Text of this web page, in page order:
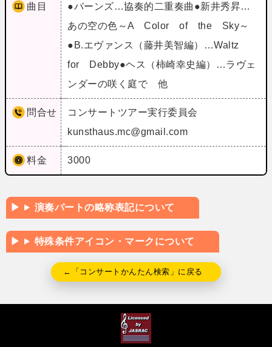
曲目
●バーンズ…協奏的二重奏曲●新井秀昇…
あの空の色～A Color of the Sky～
●B.エヴァンス（藤井美智編）…Waltz
for Debby●ヘス（柿崎幸史編）…ラヴェ
ンダーの咲く庭で 他
問合せ
コンサートツアー実行委員会
kunsthaus.mc@gmail.com
料金 3000
演奏パートの略称表記について
特殊条件アイコン・マークについて
←「コンサートかんたん検索」に戻る